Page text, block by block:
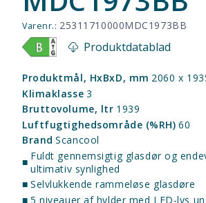
Varenr.: 25311710000MDC1973BB
Produktdatablad
Produktmål, HxBxD, mm 2060 x
Klimaklasse 3
Bruttovolume, ltr 1939
Luftfugtighedsområde (%RH) 60
Brand Scancool
■ Fuldt gennemsigtig glasdør og
ultimativ synlighed
■ Selvlukkende rammeløse glasdøre
■ 5 niveauer af hylder med LED-lys